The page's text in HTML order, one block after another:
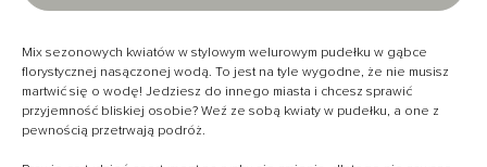
Mix sezonowych kwiatów w stylowym welurowym pudełku w gąbce
florystycznej nasączonej wodą. To jest na tyle wygodne, że nie musisz
martwić się o wodę! Jedziesz do innego miasta i chcesz sprawić
przyjemność bliskiej osobie? Weź ze sobą kwiaty w pudełku, a one z
pewnością przetrwają podróż.